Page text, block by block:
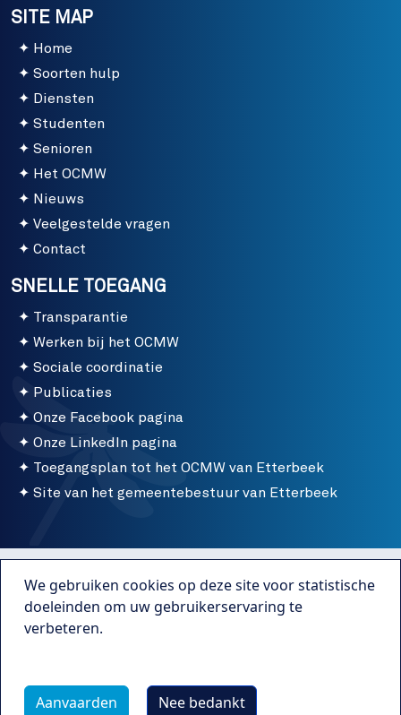
SITE MAP
Home
Soorten hulp
Diensten
Studenten
Senioren
Het OCMW
Nieuws
Veelgestelde vragen
Contact
SNELLE TOEGANG
Transparantie
Werken bij het OCMW
Sociale coordinatie
Publicaties
Onze Facebook pagina
Onze LinkedIn pagina
Toegangsplan tot het OCMW van Etterbeek
Site van het gemeentebestuur van Etterbeek
Menu bottom
Publicaties
We gebruiken cookies op deze site voor statistische
doeleinden om uw gebruikerservaring te
verbeteren.
Aanvaarden
Nee bedankt